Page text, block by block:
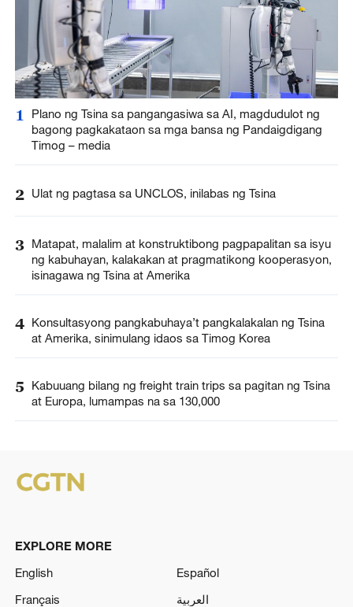
1
Plano ng Tsina sa pangangasiwa sa AI, magdudulot ng
bagong pagkakataon sa mga bansa ng Pandaigdigang
Timog – media
2 Ulat ng pagtasa sa UNCLOS, inilabas ng Tsina
3 Matapat, malalim at konstruktibong pagpapalitan sa isyu
ng kabuhayan, kalakakan at pragmatikong kooperasyon,
isinagawa ng Tsina at Amerika
4 Konsultasyong pangkabuhaya’t pangkalakalan ng Tsina
at Amerika, sinimulang idaos sa Timog Korea
5
Kabuuang bilang ng freight train trips sa pagitan ng Tsina
at Europa, lumampas na sa 130,000
EXPLORE MORE
English
Español
Français
العربية